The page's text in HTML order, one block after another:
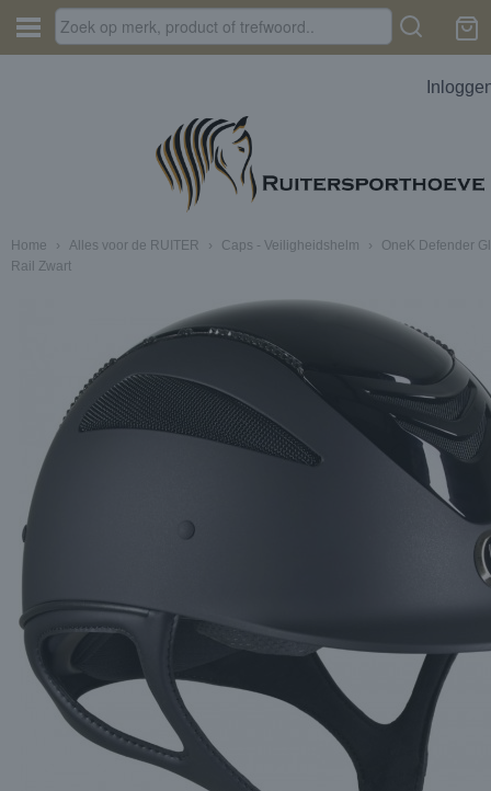
Home › Alles voor de RUITER › Caps - Veiligheidshelm ›
OneK Defender
Rail Zwart